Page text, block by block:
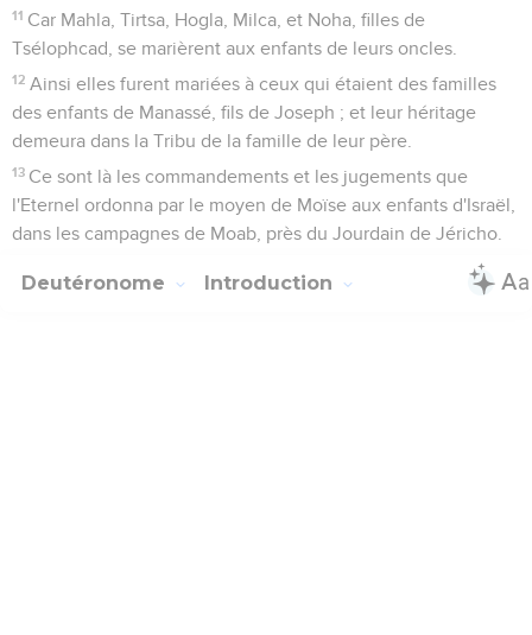
11 Car Mahla, Tirtsa, Hogla, Milca, et Noha, filles de
Tsélophcad, se marièrent aux enfants de leurs oncles.
12 Ainsi elles furent mariées à ceux qui étaient des familles
des enfants de Manassé, fils de Joseph ; et leur héritage
demeura dans la Tribu de la famille de leur père.
13 Ce sont là les commandements et les jugements que
l'Eternel ordonna par le moyen de Moïse aux enfants d'Israël,
dans les campagnes de Moab, près du Jourdain de Jéricho.
Deutéronome Introduction